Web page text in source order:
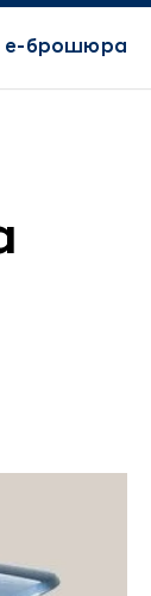
e-брошюра